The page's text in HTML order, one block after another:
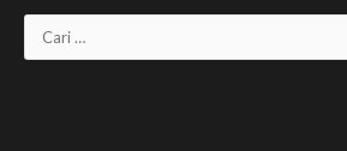
Cari
untuk: